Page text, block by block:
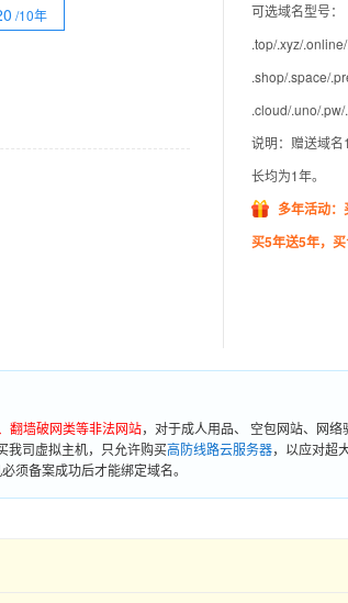
可选域名型号：
.top/.xyz/
.shop/.space/
.cloud/.uno/.pw/
说明：赠送域
长均为1年。
多年活动：
买5年送5年，
/10年
翻墙破网类等非法网站，对于成人用品、 空包网站、网络
我司虚拟主机，只允许购买高防线路云服务器，以应对超
须备案成功后才能绑定域名。